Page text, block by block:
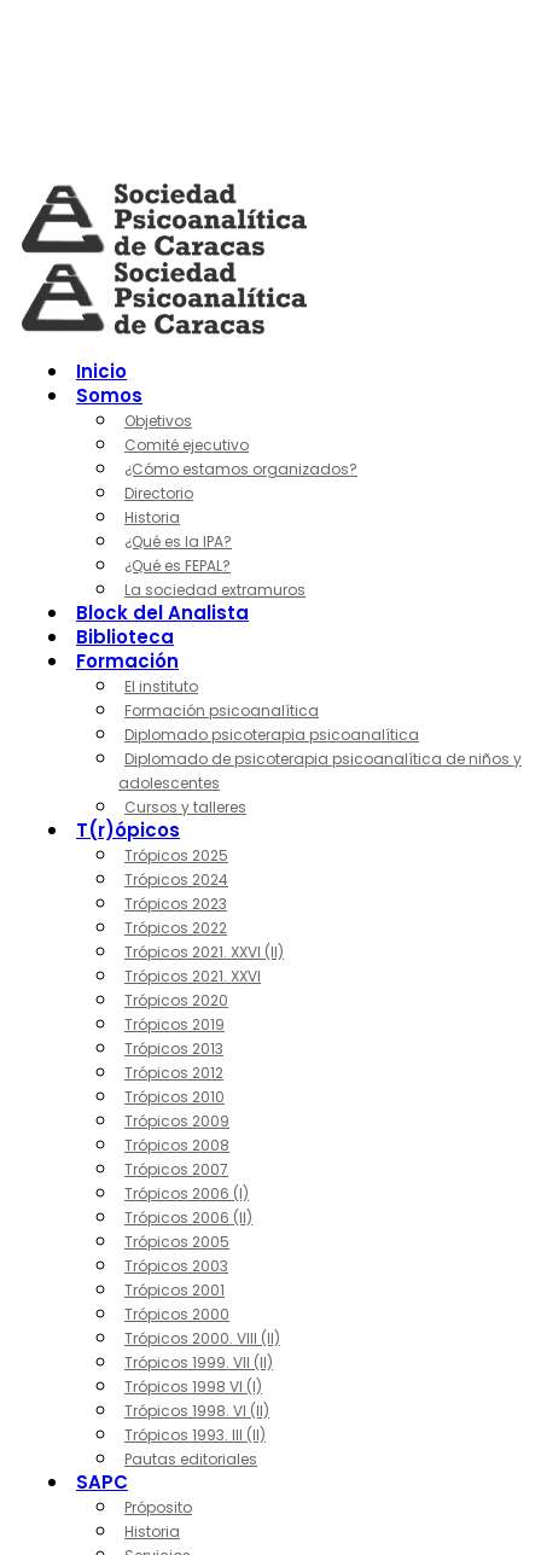
Inicio
Somos
Objetivos
Comité ejecutivo
¿Cómo estamos organizados?
Directorio
Historia
¿Qué es la IPA?
¿Qué es FEPAL?
La sociedad extramuros
Block del Analista
Biblioteca
Formación
El instituto
Formación psicoanalítica
Diplomado psicoterapia psicoanalítica
Diplomado de psicoterapia psicoanalítica de niños y
adolescentes
Cursos y talleres
T(r)ópicos
Trópicos 2025
Trópicos 2024
Trópicos 2023
Trópicos 2022
Trópicos 2021. XXVI (II)
Trópicos 2021. XXVI
Trópicos 2020
Trópicos 2019
Trópicos 2013
Trópicos 2012
Trópicos 2010
Trópicos 2009
Trópicos 2008
Trópicos 2007
Trópicos 2006 (I)
Trópicos 2006 (II)
Trópicos 2005
Trópicos 2003
Trópicos 2001
Trópicos 2000
Trópicos 2000. VIII (II)
Trópicos 1999. VII (II)
Trópicos 1998 VI (I)
Trópicos 1998. VI (II)
Trópicos 1993. III (II)
Pautas editoriales
SAPC
Próposito
Historia